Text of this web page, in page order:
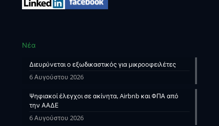
Νέα
Διευρύνεται ο εξωδικαστικός για μικροοφειλέτες
6 Αυγούστου 2026
Ψηφιακοί έλεγχοι σε ακίνητα, Airbnb και ΦΠΑ από
την ΑΑΔΕ
6 Αυγούστου 2026